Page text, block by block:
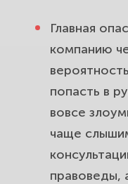
Главная
компанию
попасть в
вовсе
чаще
правоведы,